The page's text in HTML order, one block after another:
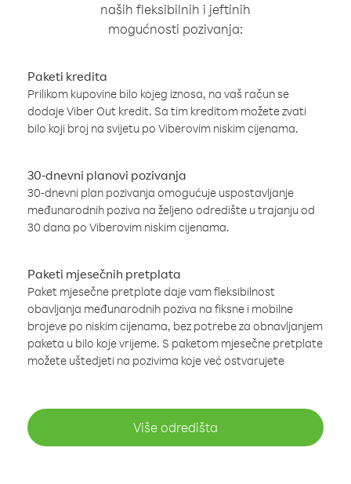
naših fleksibilnih i jeftinih
mogućnosti pozivanja:
Paketi kredita
Prilikom kupovine bilo kojeg iznosa, na vaš račun se
dodaje Viber Out kredit. Sa tim kreditom možete zvati
bilo koji broj na svijetu po Viberovim niskim cijenama.
30-dnevni planovi pozivanja
30-dnevni plan pozivanja omogućuje uspostavljanje
međunarodnih poziva na željeno odredište u trajanju od
30 dana po Viberovim niskim cijenama.
Paketi mjesečnih pretplata
Paket mjesečne pretplate daje vam fleksibilnost
obavljanja međunarodnih poziva na fiksne i mobilne
brojeve po niskim cijenama, bez potrebe za obnavljanjem
paketa u bilo koje vrijeme. S paketom mjesečne pretplate
možete uštedjeti na pozivima koje već ostvarujete
Više odredišta